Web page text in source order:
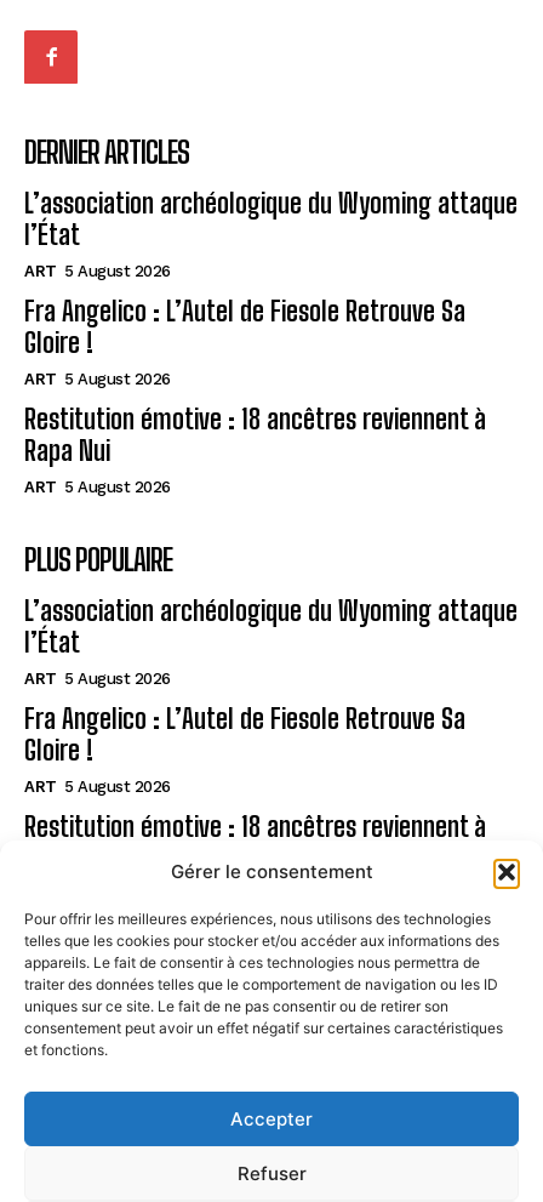
Gérer le consentement
Pour offrir les meilleures expériences, nous utilisons des technologies
telles que les cookies pour stocker et/ou accéder aux informations des
appareils. Le fait de consentir à ces technologies nous permettra de
traiter des données telles que le comportement de navigation ou les ID
uniques sur ce site. Le fait de ne pas consentir ou de retirer son
consentement peut avoir un effet négatif sur certaines caractéristiques
et fonctions.
Accepter
Refuser
DERNIER ARTICLES
L’association archéologique du Wyoming attaque
l’État
ART 5 August 2026
Fra Angelico : L’Autel de Fiesole Retrouve Sa
Gloire !
ART 5 August 2026
Restitution émotive : 18 ancêtres reviennent à
Rapa Nui
ART 5 August 2026
PLUS POPULAIRE
L’association archéologique du Wyoming attaque
l’État
ART 5 August 2026
Fra Angelico : L’Autel de Fiesole Retrouve Sa
Gloire !
ART 5 August 2026
Restitution émotive : 18 ancêtres reviennent à
Page
CONTACT
MENTIONS LÉGALES